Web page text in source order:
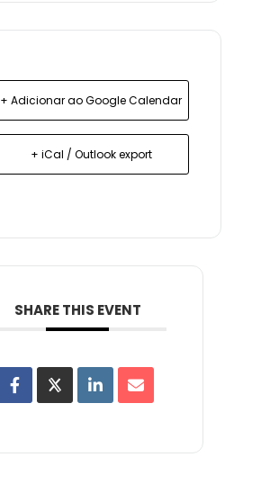
+ Adicionar ao Google Calendar
+ iCal / Outlook export
SHARE THIS EVENT